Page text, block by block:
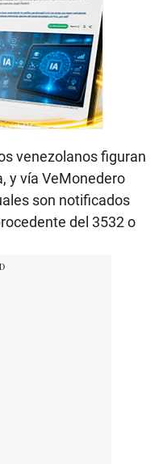
venezolanos figuran
y vía VeMonedero
son notificados
del 3532 o